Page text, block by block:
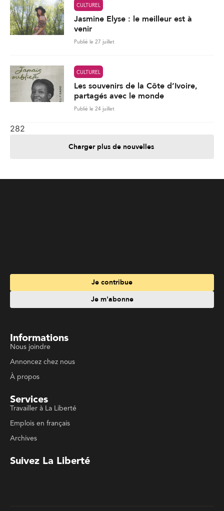
Les souvenirs de la Côte d’Ivoire,
partagés avec le monde
Publié le 24 juillet
Charger plus de nouvelles
Je contribue
Services
Suivez La Liberté
Code de conduite
Politique de confidentialité
Politique de droits d'auteurs
La Liberté © 2023